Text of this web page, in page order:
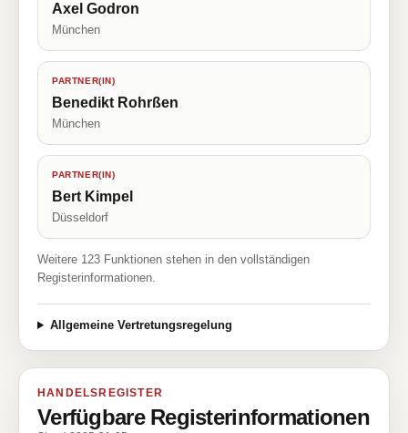
Axel Godron
München
PARTNER(IN)
Benedikt Rohrßen
München
PARTNER(IN)
Bert Kimpel
Düsseldorf
Weitere 123 Funktionen stehen in den vollständigen
Registerinformationen.
Allgemeine Vertretungsregelung
HANDELSREGISTER
Verfügbare Registerinformationen